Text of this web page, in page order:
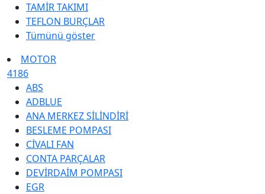
TAMİR TAKIMI
TEFLON BURÇLAR
Tümünü göster
MOTOR
4186
ABS
ADBLUE
ANA MERKEZ SİLİNDİRİ
BESLEME POMPASI
CİVALI FAN
CONTA PARÇALAR
DEVİRDAİM POMPASI
EGR